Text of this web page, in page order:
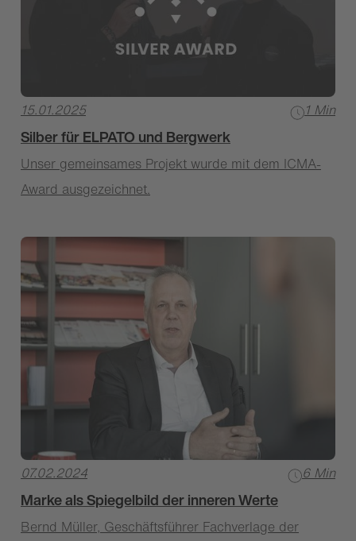
15.01.2025 1 Min
Silber für ELPATO und Bergwerk
Unser gemeinsames Projekt wurde mit dem ICMA-
Award ausgezeichnet.
07.02.2024 6 Min
Marke als Spiegelbild der inneren Werte
Bernd Müller, Geschäftsführer Fachverlage der